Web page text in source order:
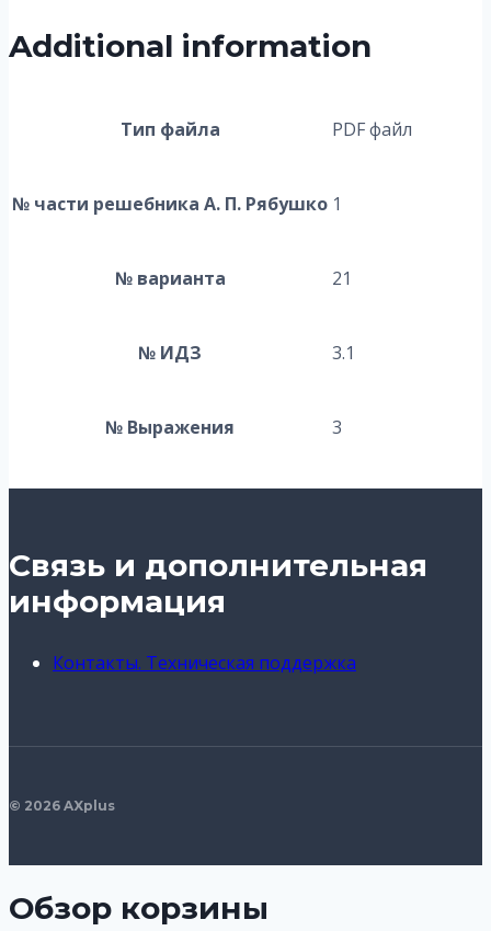
Additional information
Тип файла PDF файл
№ части решебника А. П. Рябушко 1
№ варианта 21
№ ИДЗ 3.1
№ Выражения 3
Связь и дополнительная
информация
Контакты. Техническая поддержка
© 2026 AXplus
Обзор корзины